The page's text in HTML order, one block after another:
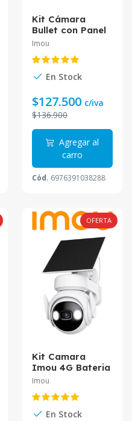
Kit Cámara
Bullet con Panel
solar Imou Cell
2.8mm IPC-
K9ECN-
TYPEC
Imou
En Stock
$127.500 c/iva
$136.900
Agregar al
carro
Cód. 6976391038288
OFERTA
Kit Camara
Imou 4G Bateria
Panel Solar CELL
K9EN-3T0TE-
AM/FSP12-TYPEC
Imou
En Stock